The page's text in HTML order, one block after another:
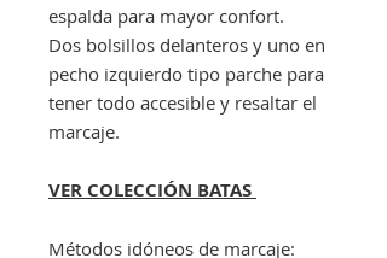
espalda para mayor confort.
Dos bolsillos delanteros y uno en
pecho izquierdo tipo parche para
tener todo accesible y resaltar el
marcaje.
VER COLECCIÓN BATAS
Métodos idóneos de marcaje: